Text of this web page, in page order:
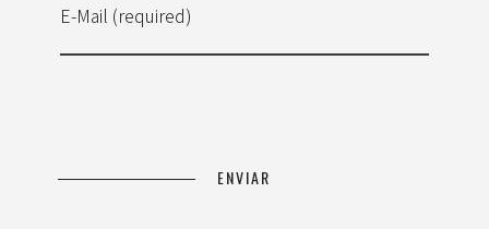
E-Mail (required)